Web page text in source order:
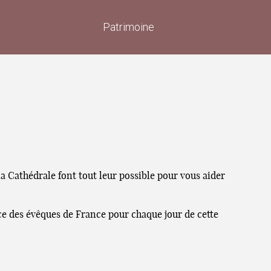
Patrimoine
Cathédrale font tout leur possible pour vous aider
évêques de France pour chaque jour de cette